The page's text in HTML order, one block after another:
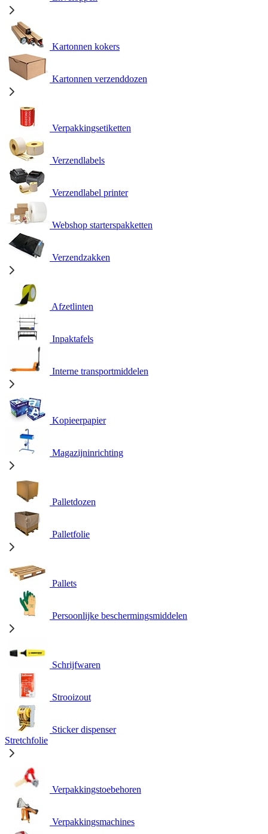
Kartonnen kokers
Kartonnen verzenddozen
Verpakkingsetiketten
Verzendlabels
Verzendlabel printer
Webshop starterspakketten
Verzendzakken
Afzetlinten
Inpaktafels
Interne transportmiddelen
Kopieerpapier
Magazijninrichting
Palletdozen
Palletfolie
Pallets
Persoonlijke beschermingsmiddelen
Schrijfwaren
Strooizout
Sticker dispenser
Stretchfolie
Verpakkingstoebehoren
Verpakkingsmachines